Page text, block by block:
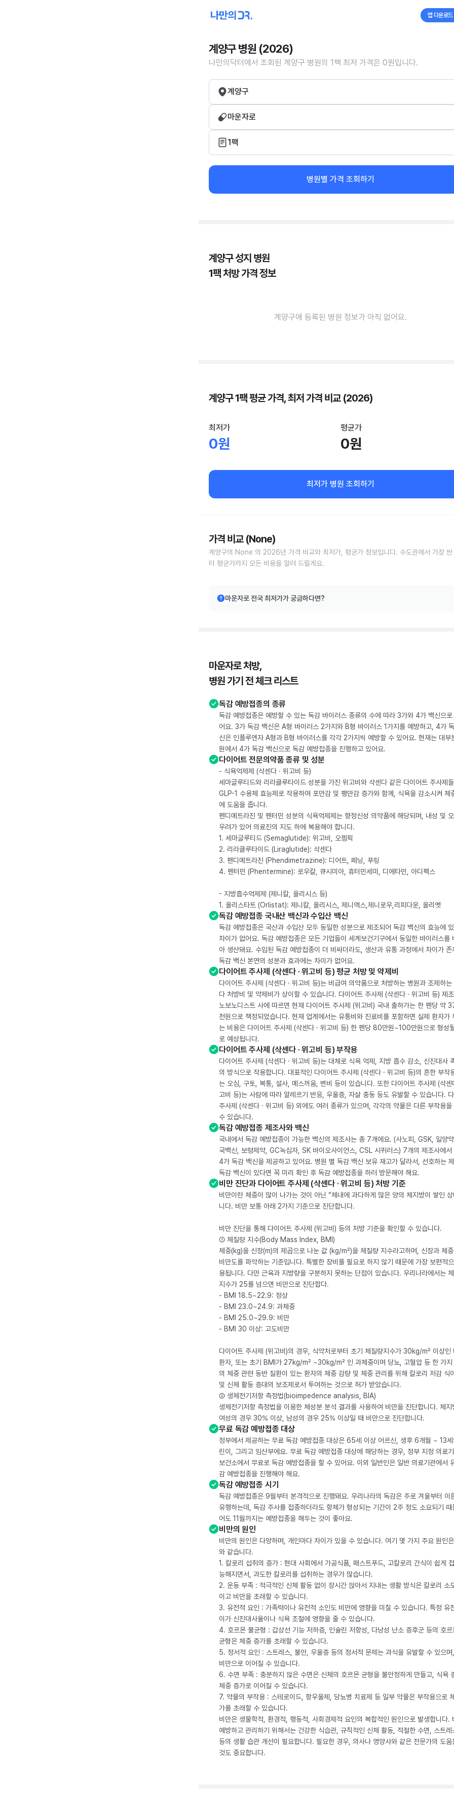
앱 다운로드
계양구 병원 (2026)
나만의닥터에서 조회된 계양구 병원의 1팩 최저 가격은 0원입니다.
계양구
마운자로
1팩
병원별 가격 조회하기
계양구 성지 병원
1팩 처방 가격 정보
계양구에 등록된 병원 정보가 아직 없어요.
계양구 1팩 평균 가격, 최저 가격 비교 (2026)
최저가
0원
평균가
0원
최저가 병원 조회하기
가격 비교 (None)
계양구의 None 의 2026년 가격 비교와 최저가, 평균가 정보입니다. 수도권에서 가장 싼
터 평균가까지 모든 비용을 알려 드릴게요.
마운자로 전국 최저가가 궁금하다면?
마운자로 처방,
병원 가기 전 체크 리스트
독감 예방접종의 종류
독감 예방접종은 예방할 수 있는 독감 바이러스 종류의 수에 따라 3가와 4가 백신으로
어요. 3가 독감 백신은 A형 바이러스 2가지와 B형 바이러스 1가지를 예방하고, 4가
신은 인플루엔자 A형과 B형 바이러스를 각각 2가지씩 예방할 수 있어요. 현재는 대부
원에서 4가 독감 백신으로 독감 예방접종을 진행하고 있어요.
다이어트 전문의약품 종류 및 성분
- 식욕억제제 (삭센다 · 위고비 등)
세마글루티드와 리라클루타이드 성분을 가진 위고비와 삭센다 같은 다이어트 주사제
GLP-1 수용체 효능제로 작용하여 포만감 및 팽만감 증가와 함께, 식욕을 감소시켜 체
에 도움을 줍니다.
펜디메트라진 및 펜터민 성분의 식욕억제제는 향정신성 의약품에 해당되며, 내성 및
우려가 있어 의료진의 지도 하에 복용해야 합니다.
1. 세마글루티드 (Semaglutide): 위고비, 오젬픽
2. 리라클루타이드 (Liraglutide): 삭센다
3. 펜디메트라진 (Phendimetrazine): 디어트, 페닝, 푸링
4. 펜터민 (Phentermine): 로우칼, 큐시미아, 휴터민세미, 디에타민, 아디펙스
- 지방흡수억제제 (제니칼, 올리시스 등)
1. 올리스타트 (Orlistat): 제니칼, 올리시스, 제니엑스,제니로우,리피다운, 올리엣
독감 예방접종 국내산 백신과 수입산 백신
독감 예방접종은 국산과 수입산 모두 동일한 성분으로 제조되어 독감 백신의 효능에
차이가 없어요. 독감 예방접종은 모든 기업들이 세계보건기구에서 동일한 바이러스를
아 생산돼요. 수입된 독감 예방접종이 더 비싸더라도, 생산과 유통 과정에서 차이가 존
독감 백신 본연의 성분과 효과에는 차이가 없어요.
다이어트 주사제 (삭센다 · 위고비 등) 평균 처방 및 약제비
다이어트 주사제 (삭센다 · 위고비 등)는 비급여 의약품으로 처방하는 병원과 조제하는
다 처방비 및 약제비가 상이할 수 있습니다. 다이어트 주사제 (삭센다 · 위고비 등) 제
노보노디스트 사에 따르면 현재 다이어트 주사제 (위고비) 국내 출하가는 한 펜당 약
천원으로 책정되었습니다. 현재 업계에서는 유통비와 진료비를 포함하면 실제 환자가
는 비용은 다이어트 주사제 (삭센다 · 위고비 등) 한 펜당 80만원~100만원으로 형성
로 예상됩니다.
다이어트 주사제 (삭센다 · 위고비 등) 부작용
다이어트 주사제 (삭센다 · 위고비 등)는 대체로 식욕 억제, 지방 흡수 감소, 신진대사
의 방식으로 작용합니다. 대표적인 다이어트 주사제 (삭센다 · 위고비 등)의 흔한 부작
는 오심, 구토, 복통, 설사, 메스꺼움, 변비 등이 있습니다. 또한 다이어트 주사제 (삭센
고비 등)는 사람에 따라 알레르기 반응, 우울증, 자살 충동 등도 유발할 수 있습니다.
주사제 (삭센다 · 위고비 등) 외에도 여러 종류가 있으며, 각각의 약물은 다른 부작용을
수 있습니다.
독감 예방접종 제조사와 백신
국내에서 독감 예방접종이 가능한 백신의 제조사는 총 7개에요. (사노피, GSK, 일양
국백신, 보령제약, GC녹십자, SK 바이오사이언스, CSL 시퀴러스) 7개의 제조사에서
4가 독감 백신을 제공하고 있어요. 병원 별 독감 백신 보유 재고가 달라서, 선호하는
독감 백신이 있다면 꼭 미리 확인 후 독감 예방접종을 하러 방문해야 해요.
비만 진단과 다이어트 주사제 (삭센다 · 위고비 등) 처방 기준
비만이란 체중이 많이 나가는 것이 아닌 “체내에 과다하게 많은 양의 체지방이 쌓인
니다. 비만 보통 아래 2가지 기준으로 진단합니다.
비만 진단을 통해 다이어트 주사제 (위고비) 등의 처방 기준을 확인할 수 있습니다.
① 체질량 지수(Body Mass Index, BMI)
체중(kg)을 신장(m)의 제곱으로 나눈 값 (kg/m²)을 체질량 지수라고하며, 신장과 체
비만도를 파악하는 기준입니다. 특별한 장비를 필요로 하지 않기 때문에 가장 보편적
용됩니다. 다만 근육과 지방량을 구분하지 못하는 단점이 있습니다. 우리나라에서는
지수가 25를 넘으면 비만으로 진단합다.
- BMI 18.5~22.9: 정상
- BMI 23.0~24.9: 과체중
- BMI 25.0~29.9: 비만
- BMI 30 이상: 고도비만
다이어트 주사제 (위고비)의 경우, 식약처로부터 초기 체질량지수가 30kg/m² 이상인
환자, 또는 초기 BMI가 27kg/m² ~30kg/m² 인 과체중이며 당뇨, 고혈압 등 한 가지
의 체중 관련 동반 질환이 있는 환자의 체중 감량 및 체중 관리를 위해 칼로리 저감 식
및 신체 활동 증대의 보조제로서 투여하는 것으로 허가 받았습니다.
② 생체전기저항 측정법(bioimpedence analysis, BIA)
생체전기저항 측정법을 이용한 체성분 분석 결과를 사용하여 비만을 진단합니다. 체지
여성의 경우 30% 이상, 남성의 경우 25% 이상일 때 비만으로 진단합니다.
무료 독감 예방접종 대상
정부에서 제공하는 무료 독감 예방접종 대상은 65세 이상 어르신, 생후 6개월 ~ 13
린이, 그리고 임산부에요. 무료 독감 예방접종 대상에 해당하는 경우, 정부 지정 의료
보건소에서 무료로 독감 예방접종을 할 수 있어요. 이외 일반인은 일반 의료기관에서
감 예방접종을 진행해야 해요.
독감 예방접종 시기
독감 예방접종은 9월부터 본격적으로 진행돼요. 우리나라의 독감은 주로 겨울부터 이
유행하는데, 독감 주사를 접종하더라도 항체가 형성되는 기간이 2주 정도 소요되기 때
어도 11월까지는 예방접종을 해두는 것이 좋아요.
비만의 원인
비만의 원인은 다양하며, 개인마다 차이가 있을 수 있습니다. 여기 몇 가지 주요 원인
와 같습니다.
1. 칼로리 섭취의 증가 : 현대 사회에서 가공식품, 패스트푸드, 고칼로리 간식이 쉽게
능해지면서, 과도한 칼로리를 섭취하는 경우가 많습니다.
2. 운동 부족 : 적극적인 신체 활동 없이 장시간 앉아서 지내는 생활 방식은 칼로리 소
이고 비만을 초래할 수 있습니다.
3. 유전적 요인 : 가족력이나 유전적 소인도 비만에 영향을 미칠 수 있습니다. 특정 유
이가 신진대사율이나 식욕 조절에 영향을 줄 수 있습니다.
4. 호르몬 불균형 : 갑상선 기능 저하증, 인슐린 저항성, 다낭성 난소 증후군 등의 호르
균형은 체중 증가를 초래할 수 있습니다.
5. 정서적 요인 : 스트레스, 불안, 우울증 등의 정서적 문제는 과식을 유발할 수 있으
비만으로 이어질 수 있습니다.
6. 수면 부족 : 충분하지 않은 수면은 신체의 호르몬 균형을 불안정하게 만들고, 식욕
체중 증가로 이어질 수 있습니다.
7. 약물의 부작용 : 스테로이드, 항우울제, 당뇨병 치료제 등 일부 약물은 부작용으로
가를 초래할 수 있습니다.
비만은 생물학적, 환경적, 행동적, 사회경제적 요인의 복합적인 원인으로 발생합니다.
예방하고 관리하기 위해서는 건강한 식습관, 규칙적인 신체 활동, 적절한 수면, 스트레
등의 생활 습관 개선이 필요합니다. 필요한 경우, 의사나 영양사와 같은 전문가의 도움
것도 중요합니다.